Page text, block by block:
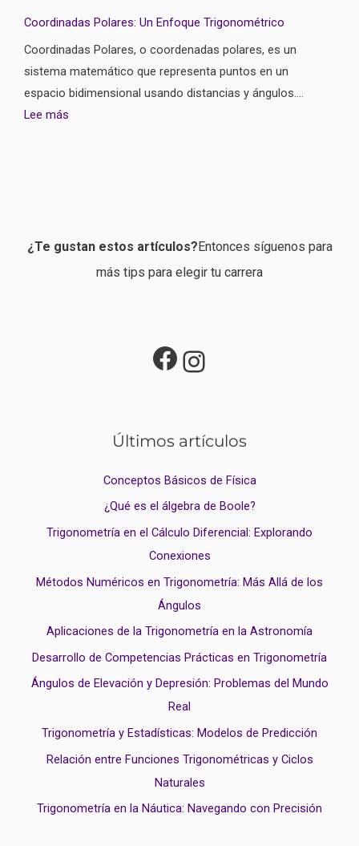
Coordinadas Polares: Un Enfoque Trigonométrico
Coordinadas Polares, o coordenadas polares, es un
sistema matemático que representa puntos en un
espacio bidimensional usando distancias y ángulos….
Lee más
¿Te gustan estos artículos?Entonces síguenos para
más tips para elegir tu carrera
Últimos artículos
Conceptos Básicos de Física
¿Qué es el álgebra de Boole?
Trigonometría en el Cálculo Diferencial: Explorando
Conexiones
Métodos Numéricos en Trigonometría: Más Allá de los
Ángulos
Aplicaciones de la Trigonometría en la Astronomía
Desarrollo de Competencias Prácticas en Trigonometría
Ángulos de Elevación y Depresión: Problemas del Mundo
Real
Trigonometría y Estadísticas: Modelos de Predicción
Relación entre Funciones Trigonométricas y Ciclos
Naturales
Trigonometría en la Náutica: Navegando con Precisión